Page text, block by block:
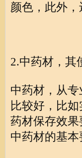
颜色，此外，
2.中药材，其
中药材，从
比较好，比
药材保存效
中药材的基